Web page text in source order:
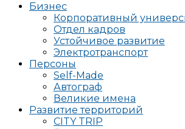
Бизнес
Корпоративный
Отдел кадров
Устойчивое развитие
Электротранспорт
Персоны
Self-Made
Автограф
Великие имена
Развитие территорий
CITY TRIP